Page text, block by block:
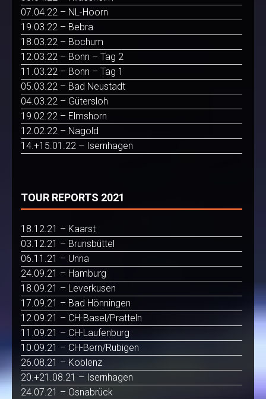
07.04.22 – NL-Hoorn
19.03.22 – Bebra
18.03.22 – Bochum
12.03.22 – Bonn – Tag 2
11.03.22 – Bonn – Tag 1
05.03.22 – Bad Neustadt
04.03.22 – Gütersloh
19.02.22 – Elmshorn
12.02.22 – Nagold
14.+15.01.22 – Isernhagen
TOUR REPORTS 2021
18.12.21 – Kaarst
03.12.21 – Brunsbüttel
06.11.21 – Unna
24.09.21 – Hamburg
18.09.21 – Leverkusen
17.09.21 – Bad Hönningen
12.09.21 – CH-Basel/Pratteln
11.09.21 – CH-Laufenburg
10.09.21 – CH-Bern/Rubigen
26.08.21 – Koblenz
20.+21.08.21 – Isernhagen
24.07.21 – Osnabrück